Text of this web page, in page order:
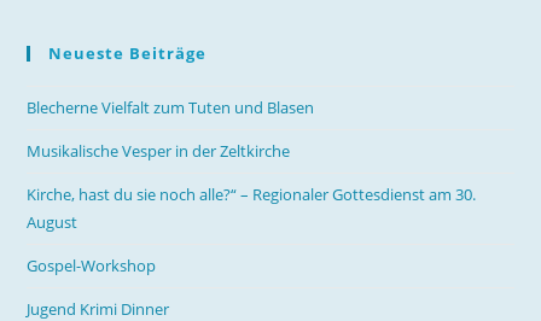
Neueste Beiträge
Blecherne Vielfalt zum Tuten und Blasen
Musikalische Vesper in der Zeltkirche
Kirche, hast du sie noch alle?“ – Regionaler Gottesdienst am 30.
August
Gospel-Workshop
Jugend Krimi Dinner